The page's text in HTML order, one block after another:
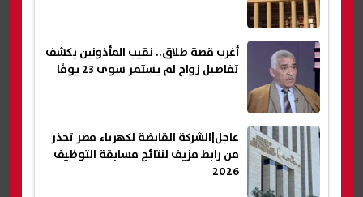
أغرب قصة طلاق.. نقيب المأذونين يكشف
تفاصيل زواج لم يستمر سوى 23 يومًا
عاجل|الشركة القابضة لكهرباء مصر تحذر
من رابط مزيف لنتائج مسابقة التوظيف
2026